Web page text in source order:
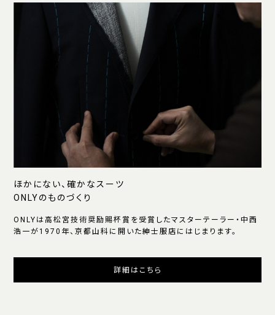
ほかにない、確かなスーツ
ONLYのものづくり
ONLYは高松宮技術奨励賜杯賞を受賞したマスターテーラー・中西
浩一が1970年、京都山科に開いた紳士服店にはじまります。
詳細はこちら